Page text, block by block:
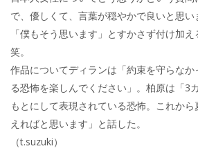
で、優しくて、言葉が穏やかで良いと思い
「僕もそう思います」とすかさず付け加
笑。
作品についてディランは「約束を守らな
る恐怖を楽しんでください」。柏原は「3
もとにして表現されている恐怖。これか
えればと思います」と話した。
（t.suzuki）